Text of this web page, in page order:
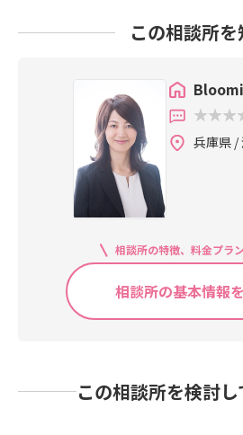
な場所で生
かも先輩移
外からでも
先輩移住者
で知らない
もあります
をもっとご
自然に囲ま
ょう。まず
にもこのの
地は環境が
就職してい
がれている
離がいいと
ませんか？
この相談所を
兵庫県 /
相談所の特徴、料金プラ
相談所の基本情報
この相談所を検討